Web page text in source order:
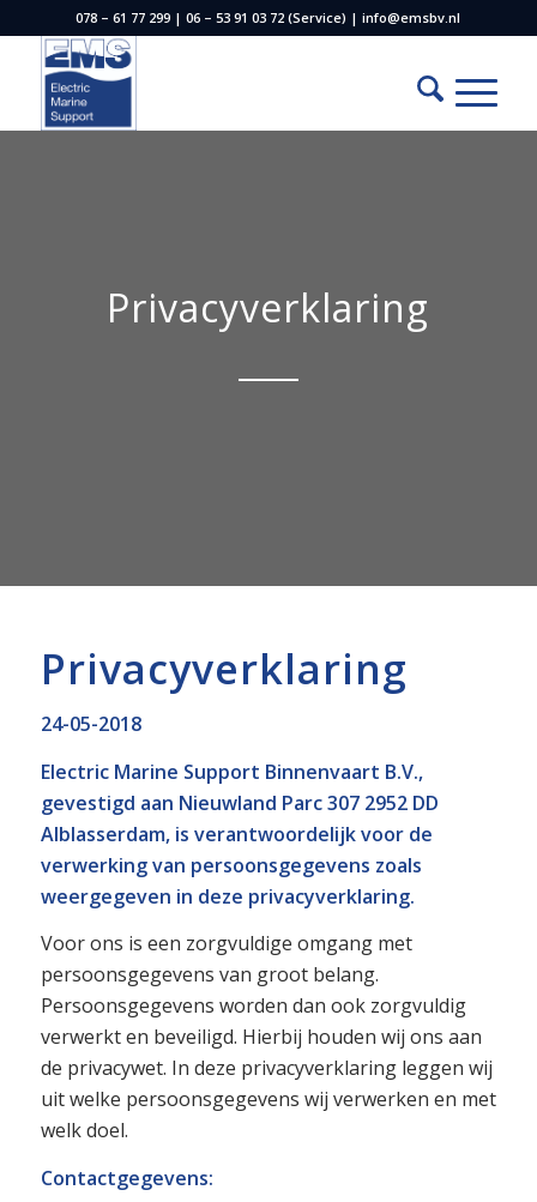
078 – 61 77 299 | 06 – 53 91 03 72 (Service) | info@emsbv.nl
Privacyverklaring
Privacyverklaring
24-05-2018
Electric Marine Support Binnenvaart B.V.,
gevestigd aan Nieuwland Parc 307 2952 DD
Alblasserdam, is verantwoordelijk voor de
verwerking van persoonsgegevens zoals
weergegeven in deze privacyverklaring.
Voor ons is een zorgvuldige omgang met
persoonsgegevens van groot belang.
Persoonsgegevens worden dan ook zorgvuldig
verwerkt en beveiligd. Hierbij houden wij ons aan
de privacywet. In deze privacyverklaring leggen wij
uit welke persoonsgegevens wij verwerken en met
welk doel.
Contactgegevens: